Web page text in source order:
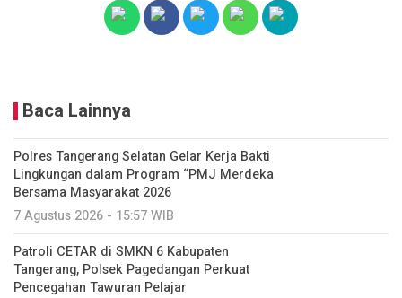
Baca Lainnya
Polres Tangerang Selatan Gelar Kerja Bakti
Lingkungan dalam Program “PMJ Merdeka
Bersama Masyarakat 2026
7 Agustus 2026 - 15:57 WIB
Patroli CETAR di SMKN 6 Kabupaten
Tangerang, Polsek Pagedangan Perkuat
Pencegahan Tawuran Pelajar